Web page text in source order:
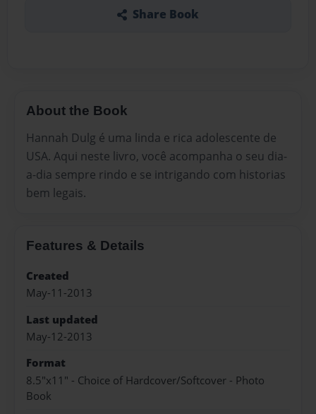
Share Book
About the Book
Hannah Dulg é uma linda e rica adolescente de
USA. Aqui neste livro, você acompanha o seu dia-
a-dia sempre rindo e se intrigando com historias
bem legais.
Features & Details
Created
May-11-2013
Last updated
May-12-2013
Format
8.5"x11" - Choice of Hardcover/Softcover - Photo
Book